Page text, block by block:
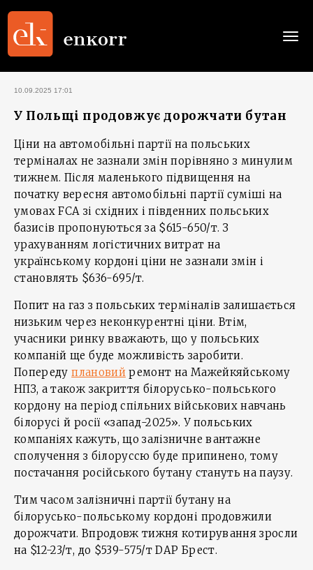
10.09.2025 17:01
У Польщі продовжує дорожчати бутан
Ціни на автомобільні партії на польських
терміналах не зазнали змін порівняно з минулим
тижнем. Після маленького підвищення на
початку вересня автомобільні партії суміші на
умовах FCA зі східних і південних польських
базисів пропонуються за $615-650/т. З
урахуванням логістичних витрат на
українському кордоні ціни не зазнали змін і
становлять $636-695/т.
Попит на газ з польських терміналів залишається
низьким через неконкурентні ціни. Втім,
учасники ринку вважають, що у польських
компаній ще буде можливість заробити.
Попередуплановийремонт на Мажейкяйському
НПЗ, а також закриття білорусько-польського
кордону на період спільних військових навчань
білорусі й росії «запад-2025». У польських
компаніях кажуть, що залізничне вантажне
сполучення з білоруссю буде припинено, тому
постачання російського бутану стануть на паузу.
Тим часом залізничні партії бутану на
білорусько-польському кордоні продовжили
дорожчати. Впродовж тижня котирування зросли
на $12-23/т, до $539-575/т DAP Брест.